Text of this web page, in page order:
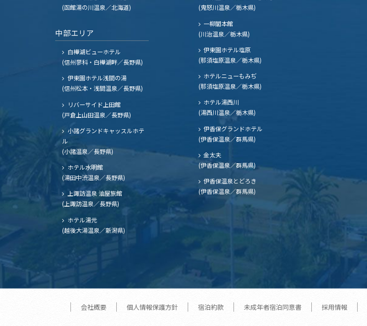
(函館湯の川温泉／北海道)
中部エリア
白樺湖ビューホテル
(信州蓼科・白樺湖畔／長野県)
伊東園ホテル浅間の湯
(信州松本・浅間温泉／長野県)
リバーサイド上田館
(戸倉上山田温泉／長野県)
小諸グランドキャッスルホテ
ル
(小諸温泉／長野県)
ホテル水明館
(湯田中渋温泉／長野県)
上諏訪温泉 油屋旅館
(上諏訪温泉／長野県)
ホテル湯元
(越後大湯温泉／新潟県)
(鬼怒川温泉／栃木県)
一柳閣本館
(川治温泉／栃木県)
伊東園ホテル塩原
(那須塩原温泉／栃木県)
ホテルニューもみぢ
(那須塩原温泉／栃木県)
ホテル湯西川
(湯西川温泉／栃木県)
伊香保グランドホテル
(伊香保温泉／群馬県)
金太夫
(伊香保温泉／群馬県)
伊香保温泉とどろき
(伊香保温泉／群馬県)
会社概要 個人情報保護方針 宿泊約款 未成年者宿泊同意書 採用情報